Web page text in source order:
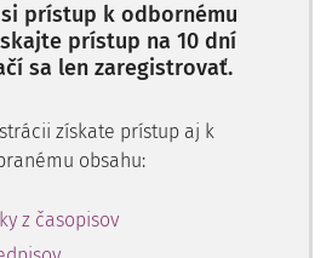
Slovenskej republiky (ďalej len
článkov 8a 13 Dohovoru
za neprijateľný;
25. marca 2025,
ktorý bol prijatý v uvedený
prístup k odbornému
prístup na 10 dní
sa len zaregistrovať.
získate prístup aj k
obsahu:
z časopisov